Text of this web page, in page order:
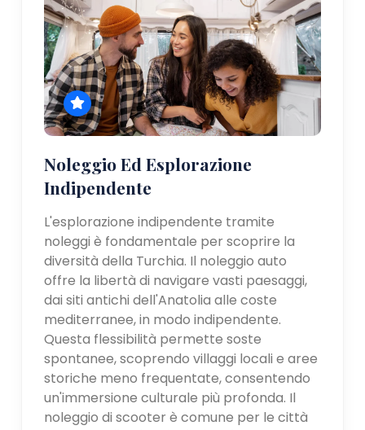
Noleggio Ed Esplorazione
Indipendente
L'esplorazione indipendente tramite
noleggi è fondamentale per scoprire la
diversità della Turchia. Il noleggio auto
offre la libertà di navigare vasti paesaggi,
dai siti antichi dell'Anatolia alle coste
mediterranee, in modo indipendente.
Questa flessibilità permette soste
spontanee, scoprendo villaggi locali e aree
storiche meno frequentate, consentendo
un'immersione culturale più profonda. Il
noleggio di scooter è comune per le città